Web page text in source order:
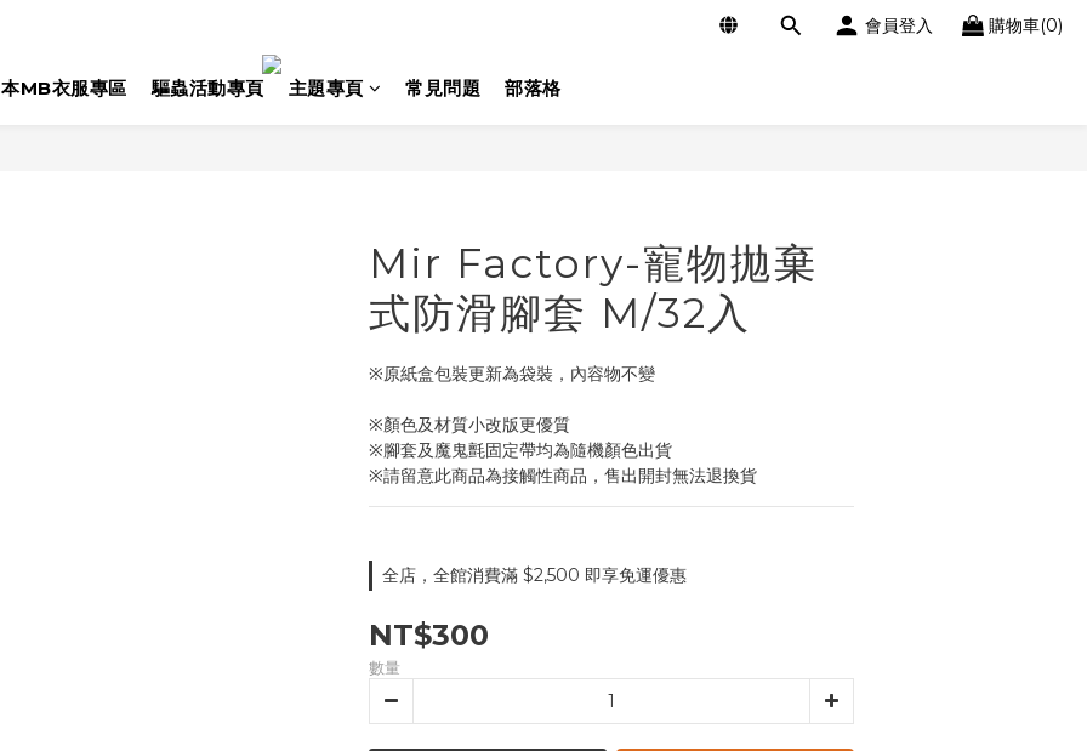
會員登入 購物車(0)
MB衣服專區 驅蟲活動專頁 主題專頁 常見問題 部落格
Mir Factory-寵物拋棄
式防滑腳套 M/32入
※原紙盒包裝更新為袋裝，內容物不變
※顏色及材質小改版更優質
※腳套及魔鬼氈固定帶均為隨機顏色出貨
※請留意此商品為接觸性商品，售出開封無法退換貨
全店，全館消費滿 $2,500 即享免運優惠
NT$300
數量